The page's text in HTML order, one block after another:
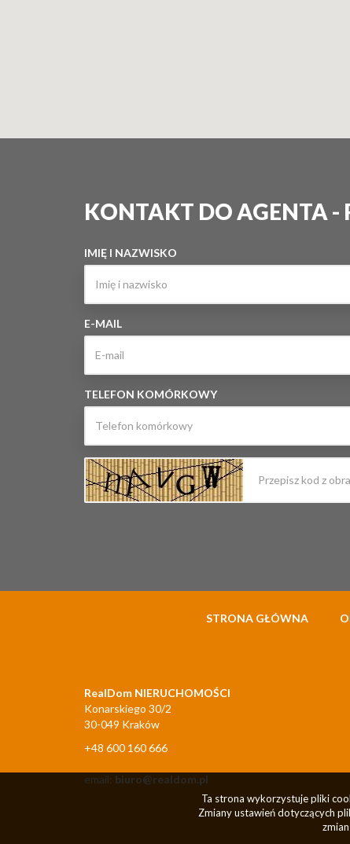
KONTAKT DO AGENTA -
IMIĘ I NAZWISKO
E-MAIL
TELEFON KOMÓRKOWY
STRONA GŁÓWNA
RealDom NIERUCHOMOŚCI
Konarskiego 30/2
30-049 Kraków
+48 600 160 666
email: biuro@realdom.pl
Ta strona wykorzystuje pliki
Zmiany ustawień dotyczących